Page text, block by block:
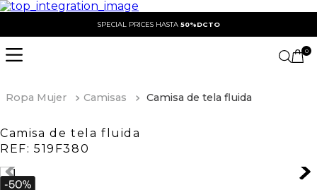
SPECIAL PRICES HASTA 50%DCTO
0
Ropa Mujer Camisas Camisa de tela fluida
Camisa de tela fluida
REF: 519F380